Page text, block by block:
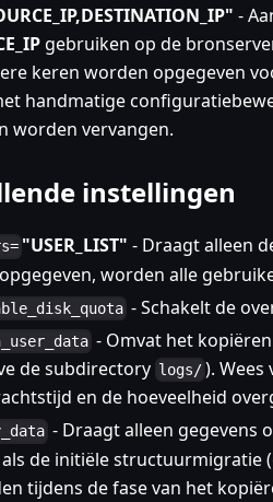
-
gebruiken op de
keren worden opgegeven
handmatige
worden vervangen.
instellingen
"USER_LIST" - Draagt alleen
worden alle
- Schakelt de
- Omvat het
de subdirectory logs/ ).
en de hoeveelheid
- Draagt alleen gegevens
de initiële structuurmigratie
tijdens de fase van het